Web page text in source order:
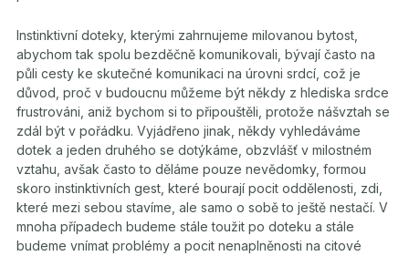
Instinktivní doteky, kterými zahrnujeme milovanou bytost,
abychom tak spolu bezděčně komunikovali, bývají často na
půli cesty ke skutečné komunikaci na úrovni srdcí, což je
důvod, proč v budoucnu můžeme být někdy z hlediska srdce
frustrováni, aniž bychom si to připouštěli, protože nášvztah se
zdál být v pořádku. Vyjádřeno jinak, někdy vyhledáváme
dotek a jeden druhého se dotýkáme, obzvlášť v milostném
vztahu, avšak často to děláme pouze nevědomky, formou
skoro instinktivních gest, které bourají pocit oddělenosti, zdi,
které mezi sebou stavíme, ale samo o sobě to ještě nestačí. V
mnoha případech budeme stále toužit po doteku a stále
budeme vnímat problémy a pocit nenaplněnosti na citové